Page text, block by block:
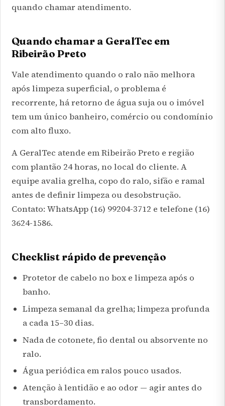
quando chamar atendimento.
Quando chamar a GeralTec em
Ribeirão Preto
Vale atendimento quando o ralo não melhora
após limpeza superficial, o problema é
recorrente, há retorno de água suja ou o imóvel
tem um único banheiro, comércio ou condomínio
com alto fluxo.
A GeralTec atende em Ribeirão Preto e região
com plantão 24 horas, no local do cliente. A
equipe avalia grelha, copo do ralo, sifão e ramal
antes de definir limpeza ou desobstrução.
Contato: WhatsApp (16) 99204-3712 e telefone (16)
3624-1586.
Checklist rápido de prevenção
Protetor de cabelo no box e limpeza após o
banho.
Limpeza semanal da grelha; limpeza profunda
a cada 15–30 dias.
Nada de cotonete, fio dental ou absorvente no
ralo.
Água periódica em ralos pouco usados.
Atenção à lentidão e ao odor — agir antes do
transbordamento.